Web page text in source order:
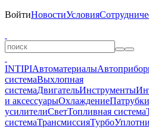
ВойтиНовостиУсловия
INTIPIАвтоматериалы
системаВыхлопная
системаДвигательИнструменты
и аксессуарыОхлаждение
усилителиСветТопливная система
системаТрансмиссияТурбо